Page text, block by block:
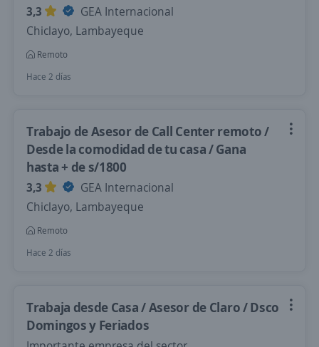
3,3
GEA Internacional
Chiclayo, Lambayeque
Remoto
Hace 2 días
Trabajo de Asesor de Call Center remoto /
Desde la comodidad de tu casa / Gana
hasta + de s/1800
3,3
GEA Internacional
Chiclayo, Lambayeque
Remoto
Hace 2 días
Trabaja desde Casa / Asesor de Claro / Dsco
Domingos y Feriados